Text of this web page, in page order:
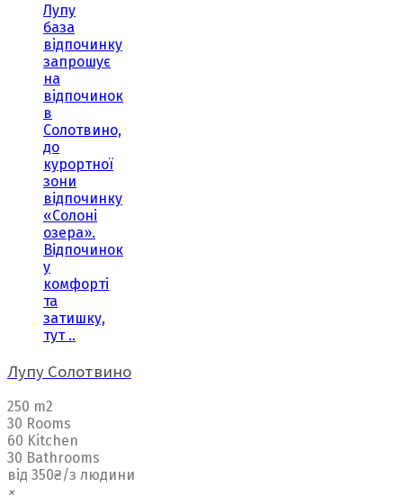
Лупу
база
відпочинку
запрошує
на
відпочинок
в
Солотвино,
до
курортної
зони
відпочинку
«Солоні
озера».
Відпочинок
у
комфорті
та
затишку,
тут ..
Лупу Солотвино
250 m2
30 Rooms
60 Kitchen
30 Bathrooms
від 350₴/з людини
×